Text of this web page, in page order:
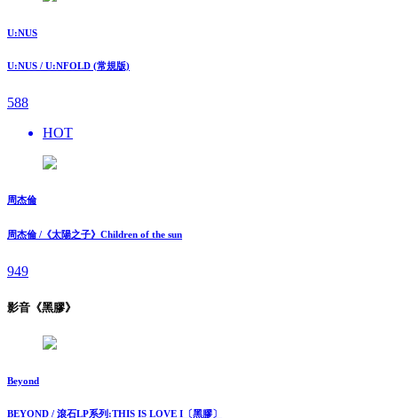
U:NUS
U:NUS / U:NFOLD (常規版)
588
HOT
周杰倫
周杰倫 /《太陽之子》Children of the sun
949
影音《黑膠》
Beyond
BEYOND / 滾石LP系列:THIS IS LOVE I〔黑膠〕